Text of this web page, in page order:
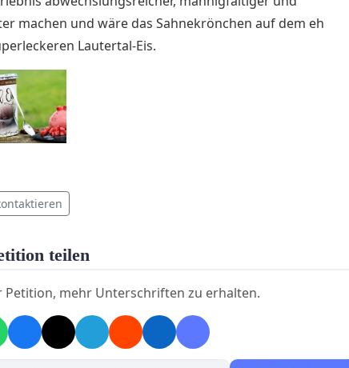
machen und wäre das Sahnekrönchen auf dem eh
Lautertal-Eis.
teilen
Petition, mehr Unterschriften zu erhalten.